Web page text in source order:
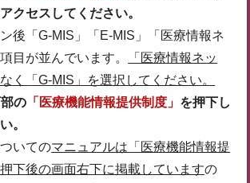
クセスしてください。
後「G-MIS」「E-MIS」「医療情報ネ
目が並んでいます。
「医療情報ネッ
く「G-MIS」を選択してください。
部の 「医療機能情報提供制度」 を押下し
。
いてのマニュアルは「医療機能情報提
下後の画面右下に掲載していますの